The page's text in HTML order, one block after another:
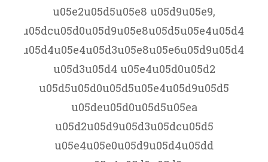
u05e2u05d5u05e8 u05d9u05e9,
u05dcu05d0u05d9u05e8u05d5u05e4u05d4
u05d4u05e4u05d3u05e8u05e6u05d9u05d4
u05d3u05d4 u05e4u05d0u05d2
u05d5u05d0u05d5u05e4u05d9u05d5
u05deu05d0u05d5u05ea
u05d2u05d9u05d3u05dcu05d5
u05e4u05e0u05d9u05d4u05dd